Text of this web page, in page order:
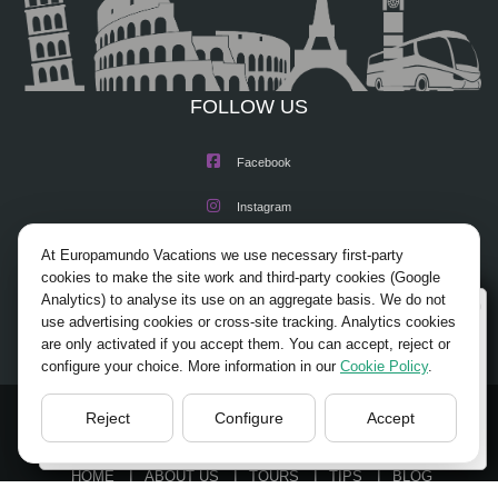
palacios y residencias de verano. Continuamos por las famosas playas de
Guincho, aquí podrá ver el punto más occidental de Europa, el Cabo de la
Roca y pararemos en la bella ciudad de Cascais. A continuación breve
parada en Estoril, con su famoso casino. Una excursión variada y con
hermosos paisajes sobre el océano y la desembocadura del Tajo.
FOLLOW US
Facebook
Instagram
X/Twitter
Youtube
© 2026 Europamundo.
HOME ABOUT US TOURS TIPS
BLOG
Wellcome to Europamundo Vacations, your in the
international site of:
Bienvenido a Europamundo Vacaciones, está usted en el
sitio internacional de:
USA(en) change/cambiar
At Europamundo Vacations we use necessary first-party
cookies to make the site work and third-party cookies (Google
Analytics) to analyse its use on an aggregate basis. We do not
use advertising cookies or cross-site tracking. Analytics cookies
are only activated if you accept them. You can accept, reject or
configure your choice. More information in our Cookie Policy.
Reject Configure Accept